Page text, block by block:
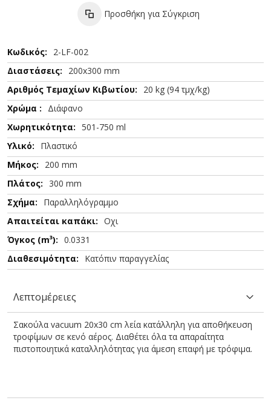
Προσθήκη για Σύγκριση
Περισσότερες
Πληροφορίες
2-LF-002
200x300 mm
20 kg (94 τμχ/kg)
Διάφανο
501-750 ml
Πλαστικό
200 mm
300 mm
Παραλληλόγραμμο
Οχι
0.0331
Κατόπιν παραγγελίας
Λεπτομέρειες
Σακούλα vacuum 20x30 cm λεία κατάλληλη για αποθήκευση
τροφίμων σε κενό αέρος. Διαθέτει όλα τα απαραίτητα
πιστοποιητικά καταλληλότητας για άμεση επαφή με τρόφιμα.